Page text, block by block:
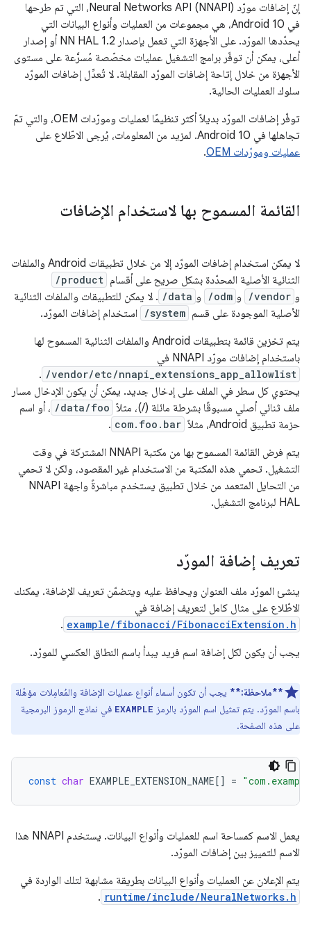
إنّ إضافات مورّد Neural Networks API (NNAPI)، التي تم طرحها
في Android 10، هي مجموعات من العمليات وأنواع البيانات التي
يحدّدها المورّد. على الأجهزة التي تعمل بإصدار NN HAL 1.2 أو إصدار
أعلى، يمكن أن توفّر برامج التشغيل عمليات مخصّصة مُسرَّعة على مستوى
الأجهزة من خلال إتاحة إضافات المورّد المقابلة. لا تُعدِّل إضافات المورّد
سلوك العمليات الحالية.
توفّر إضافات المورّد بديلاً أكثر تنظيمًا لعمليات ومورّدات OEM، والتي تمّ
تجاهلها في Android 10. لمزيد من المعلومات، يُرجى الاطّلاع على
عمليات ومورّدات OEM
.
القائمة المسموح بها لاستخدام الإضافات
لا يمكن استخدام إضافات المورّد إلا من خلال تطبيقات Android والملفات
الثنائية الأصلية المحدّدة بشكل صريح على أقسام /product
و /vendor و /odm و /data . لا يمكن للتطبيقات والملفات الثنائية
الأصلية الموجودة على قسم /system
استخدام إضافات المورّد.
يتم تخزين قائمة بتطبيقات Android والملفات الثنائية المسموح لها
باستخدام إضافات مورّد NNAPI في
/vendor/etc/nnapi_extensions_app_allowlist
.
يحتوي كل سطر في الملف على إدخال جديد. يمكن أن يكون الإدخال مسار
ملف ثنائي أصلي مسبوقًا بشرطة مائلة (/)، مثلاً /data/foo ، أو اسم
حزمة تطبيق Android، مثلاً
com.foo.bar
.
يتم فرض القائمة المسموح بها من مكتبة NNAPI المشتركة في وقت
التشغيل. تحمي هذه المكتبة من الاستخدام غير المقصود، ولكن لا تحمي
من التحايل المتعمد من خلال تطبيق يستخدم مباشرةً واجهة NNAPI
HAL لبرنامج التشغيل.
تعريف إضافة المورّد
ينشئ المورّد ملف العنوان ويحافظ عليه ويتضمّن تعريف الإضافة. يمكنك
الاطّلاع على مثال كامل لتعريف إضافة في
example/fibonacci/FibonacciExtension.h
.
يجب أن يكون لكل إضافة اسم فريد يبدأ باسم النطاق العكسي للمورّد.
**ملاحظة:** يجب أن تكون أسماء أنواع عمليات الإضافة والمُعامِلات مؤهّلة
باسم المورّد. يتم تمثيل اسم المورّد بالرمز EXAMPLE في نماذج الرموز البرمجية
على هذه الصفحة.
const char EXAMPLE_EXTENSION_NAME[] =
يعمل الاسم كمساحة اسم للعمليات وأنواع البيانات. يستخدم NNAPI هذا
الاسم للتمييز بين إضافات المورّد.
يتم الإعلان عن العمليات وأنواع البيانات بطريقة مشابهة لتلك الواردة في
runtime/include/NeuralNetworks.h
.